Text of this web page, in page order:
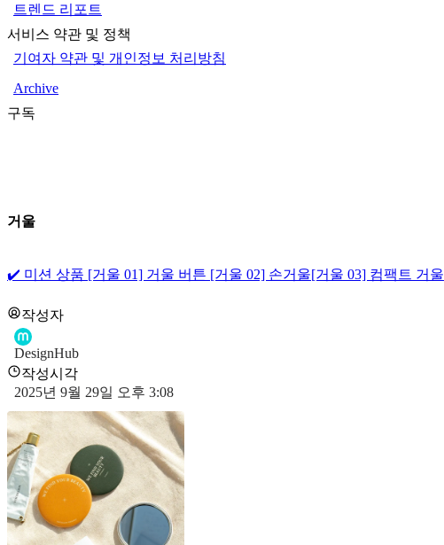
트렌드 리포트
서비스 약관 및 정책
기여자 약관 및 개인정보 처리방침
Archive
구독
거울
✔️ 미션 상품 [거울 01] 거울 버튼 [거울 02] 손거울[거울 03] 컴팩트 거울
작성자
DesignHub
작성시각
2025년 9월 29일 오후 3:08